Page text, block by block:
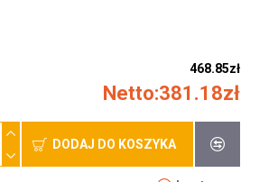
468.85zł
Netto:381.18zł
DODAJ DO KOSZYKA